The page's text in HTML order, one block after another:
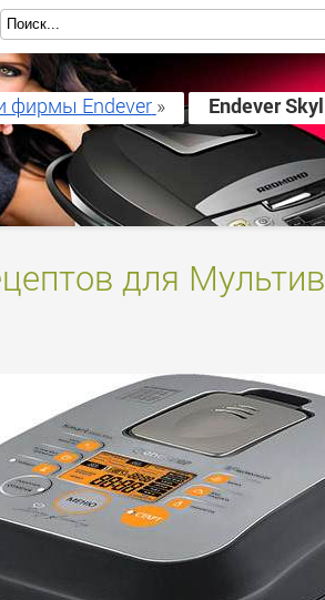
для
фирмы Endever » Endever